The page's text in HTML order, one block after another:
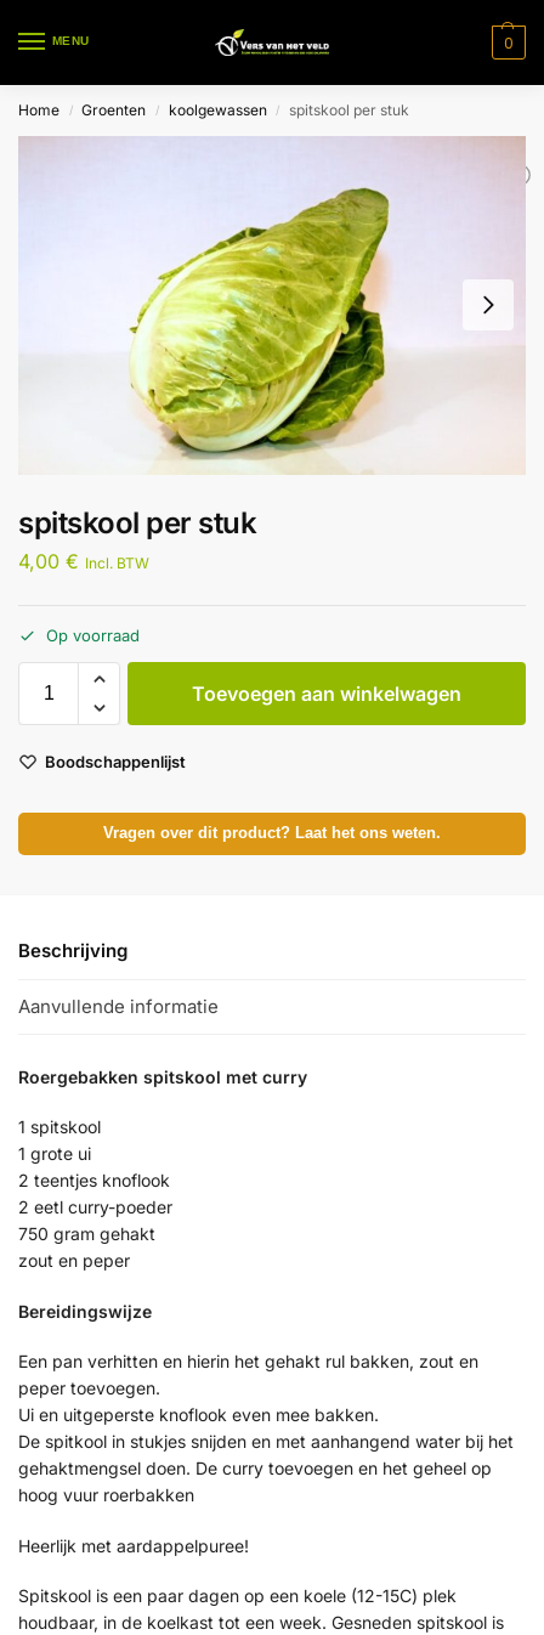
MENU 0
Home / Groenten / koolgewassen / spitskool per stuk
spitskool per stuk
4,00 € Incl. BTW
Op voorraad
Toevoegen aan winkelwagen
Boodschappenlijst
Vragen over dit product? Laat het ons weten.
Beschrijving
Aanvullende informatie
Roergebakken spitskool met curry
1 spitskool
1 grote ui
2 teentjes knoflook
2 eetl curry-poeder
750 gram gehakt
zout en peper
Bereidingswijze
Een pan verhitten en hierin het gehakt rul bakken, zout en
peper toevoegen.
Ui en uitgeperste knoflook even mee bakken.
De spitkool in stukjes snijden en met aanhangend water bij het
gehaktmengsel doen. De curry toevoegen en het geheel op
hoog vuur roerbakken
Heerlijk met aardappelpuree!
Spitskool is een paar dagen op een koele (12-15C) plek
houdbaar, in de koelkast tot een week. Gesneden spitskool is